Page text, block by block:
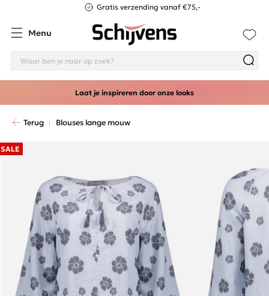
Gratis verzending vanaf €75,-
Menu
Laat je inspireren door onze looks
Terug Blouses lange mouw
SALE